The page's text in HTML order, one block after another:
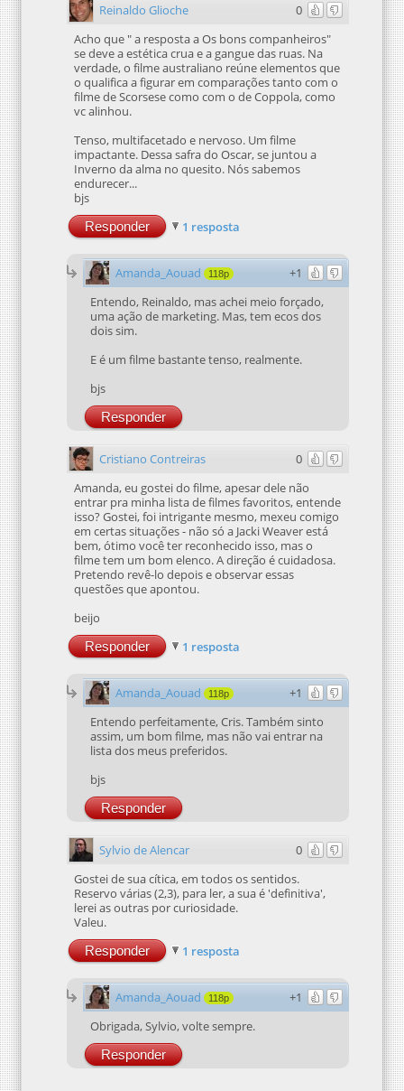
0
Reinaldo Glioche
Acho que " a resposta a Os bons companheiros"
se deve a estética crua e a gangue das ruas. Na
verdade, o filme australiano reúne elementos que
o qualifica a figurar em comparações tanto com o
filme de Scorsese como com o de Coppola, como
vc alinhou.
Tenso, multifacetado e nervoso. Um filme
impactante. Dessa safra do Oscar, se juntou a
Inverno da alma no quesito. Nós sabemos
endurecer...
bjs
Responder 1 resposta
+1
Amanda_Aouad 118p
Entendo, Reinaldo, mas achei meio forçado,
uma ação de marketing. Mas, tem ecos dos
dois sim.
E é um filme bastante tenso, realmente.
bjs
Responder
0
Cristiano Contreiras
Amanda, eu gostei do filme, apesar dele não
entrar pra minha lista de filmes favoritos, entende
isso? Gostei, foi intrigante mesmo, mexeu comigo
em certas situações - não só a Jacki Weaver está
bem, ótimo você ter reconhecido isso, mas o
filme tem um bom elenco. A direção é cuidadosa.
Pretendo revê-lo depois e observar essas
questões que apontou.
beijo
Responder 1 resposta
+1
Amanda_Aouad 118p
Entendo perfeitamente, Cris. Também sinto
assim, um bom filme, mas não vai entrar na
lista dos meus preferidos.
bjs
Responder
0
Sylvio de Alencar
Gostei de sua cítica, em todos os sentidos.
Reservo várias (2,3), para ler, a sua é 'definitiva',
lerei as outras por curiosidade.
Valeu.
Responder 1 resposta
+1
Amanda_Aouad 118p
Obrigada, Sylvio, volte sempre.
Responder